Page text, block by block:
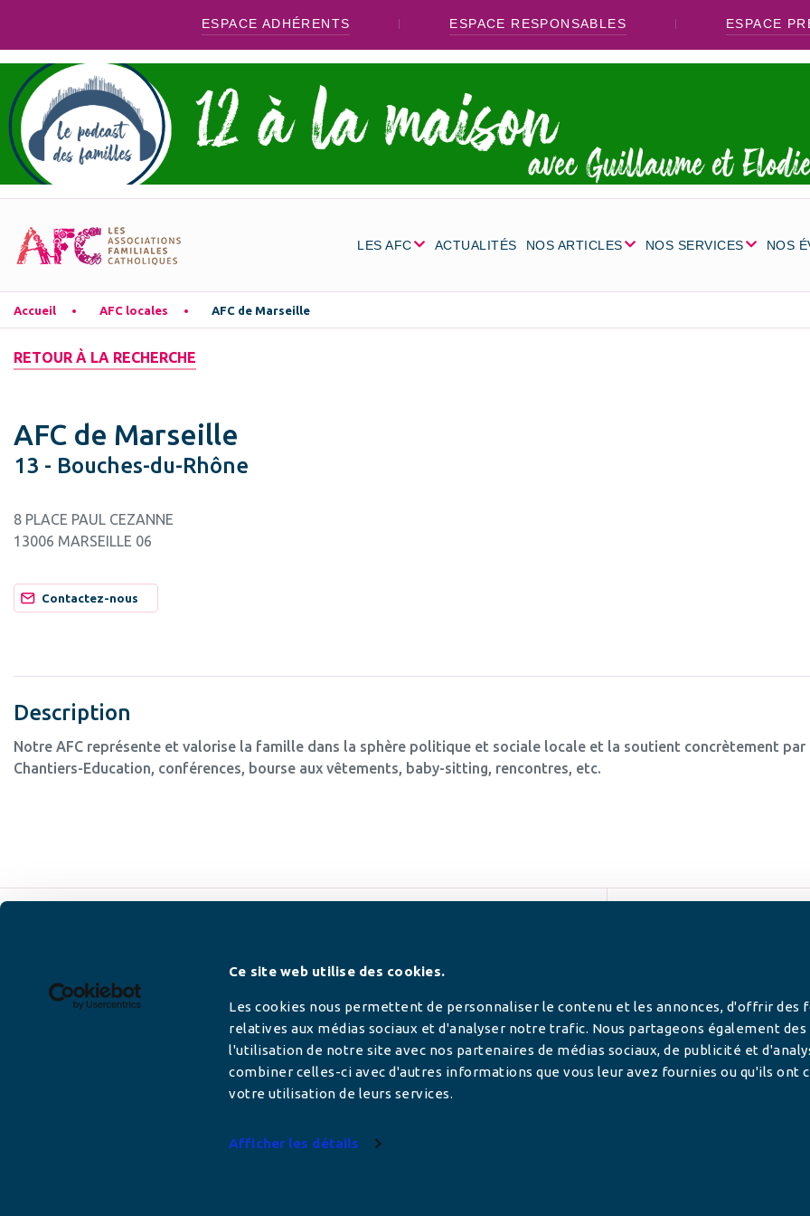
Ce site web utilise des cookies.
Les cookies nous permettent de personnaliser le contenu et les annonces, d'offrir des
relatives aux médias sociaux et d'analyser notre trafic. Nous partageons également
l'utilisation de notre site avec nos partenaires de médias sociaux, de publicité et
combiner celles-ci avec d'autres informations que vous leur avez fournies ou qu'ils ont
votre utilisation de leurs services.
Afficher les détails
ESPACE ADHÉRENTS ESPACE RESPONSABLES ESPACE
LES AFC ACTUALITÉS NOS ARTICLES NOS SERVICES NOS
Accueil AFC locales AFC de Marseille
RETOUR À LA RECHERCHE
AFC de Marseille
13 - Bouches-du-Rhône
8 PLACE PAUL CEZANNE
13006 MARSEILLE 06
Contactez-nous
Description
Notre AFC représente et valorise la famille dans la sphère politique et sociale locale et la soutient concrètement par
Chantiers-Education, conférences, bourse aux vêtements, baby-sitting, rencontres, etc.
Newsletter